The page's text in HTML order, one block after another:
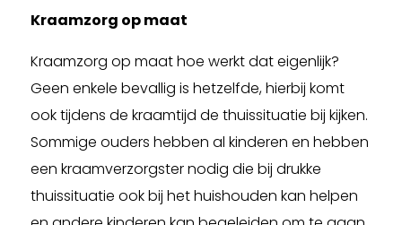
Kraamzorg op maat
Kraamzorg op maat hoe werkt dat eigenlijk?
Geen enkele bevallig is hetzelfde, hierbij komt
ook tijdens de kraamtijd de thuissituatie bij kijken.
Sommige ouders hebben al kinderen en hebben
een kraamverzorgster nodig die bij drukke
thuissituatie ook bij het huishouden kan helpen